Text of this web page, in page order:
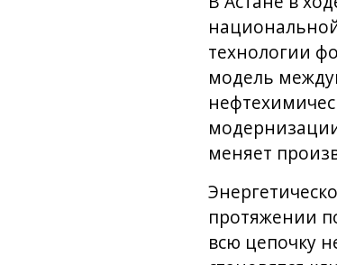
технологии
модель
меняет
протяжении
всю цепочку